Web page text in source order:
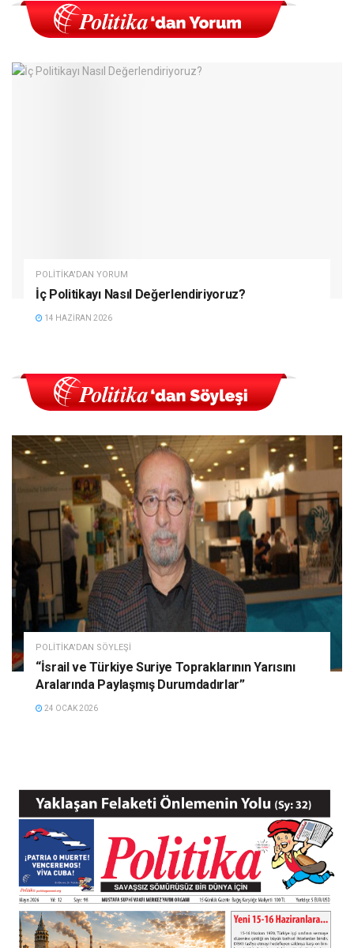
POLITIKA'DAN YORUM
İç Politikayı Nasıl Değerlendiriyoruz?
14 HAZIRAN 2026
POLITIKA'DAN SÖYLEŞI
“İsrail ve Türkiye Suriye Topraklarının Yarısını
Aralarında Paylaşmış Durumdadırlar”
24 OCAK 2026